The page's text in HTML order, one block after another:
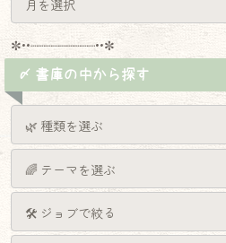
✼••┈┈┈┈┈┈┈┈┈••✼
〆 書庫の中から探す